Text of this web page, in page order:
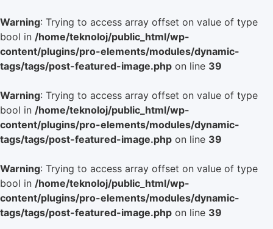
Warning: Trying to access array offset on value of type
bool in /home/teknoloj/public_html/wp-
content/plugins/pro-elements/modules/dynamic-
tags/tags/post-featured-image.php on line 39
Warning: Trying to access array offset on value of type
bool in /home/teknoloj/public_html/wp-
content/plugins/pro-elements/modules/dynamic-
tags/tags/post-featured-image.php on line 39
Warning: Trying to access array offset on value of type
bool in /home/teknoloj/public_html/wp-
content/plugins/pro-elements/modules/dynamic-
tags/tags/post-featured-image.php on line 39